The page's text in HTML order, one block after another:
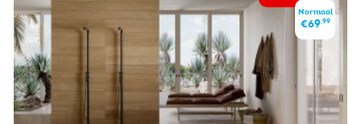
Normaal
€69,99